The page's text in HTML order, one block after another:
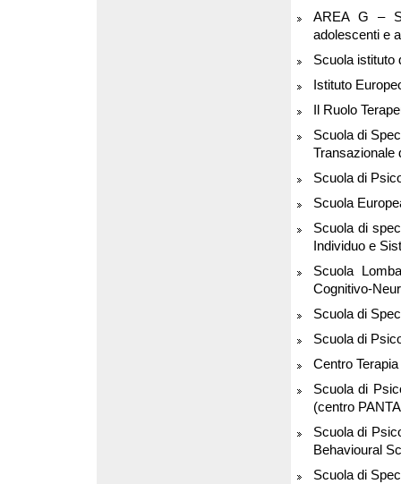
AREA G –
adolescenti e
Scuola istituto
Istituto
Il Ruolo
Scuola di
Transazionale
Scuola di
Scuola
Scuola di
Individuo e
Scuola
Cognitivo-
Scuola di
Scuola di
Centro
Scuola di
(centro
Scuola di
Behavioural
Scuola di